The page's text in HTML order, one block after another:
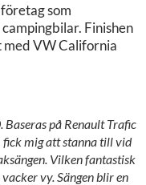
som
Finishen
med VW California
på Renault Trafic
fick mig att stanna till vid
Vilken fantastisk
vy. Sängen blir en